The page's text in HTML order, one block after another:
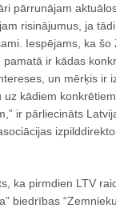
pārrunājam
risinājumus, ja
Iespējams, ka šo
pamatā ir kādas
un mērķis ir
uz kādiem
ir pārliecināts
ka pirmdien LTV
biedrības